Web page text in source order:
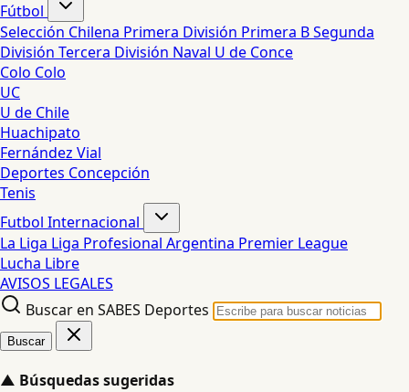
Fútbol
Selección Chilena Primera División Primera BSegunda
División Tercera División Naval U de Conce
Colo Colo
UC
U de Chile
Huachipato
Fernández Vial
Deportes Concepción
Tenis
Futbol Internacional
La Liga Liga Profesional Argentina Premier League
Lucha Libre
AVISOS LEGALES
Buscar en SABES Deportes
Buscar
▲ Búsquedas sugeridas